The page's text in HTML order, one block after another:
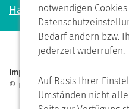
notwendigen
Bedarf ändern bzw.
jederzeit widerrufen.
Auf Basis Ihrer
Umständen nicht
Haben Sie noch Fragen?
Impressum
©